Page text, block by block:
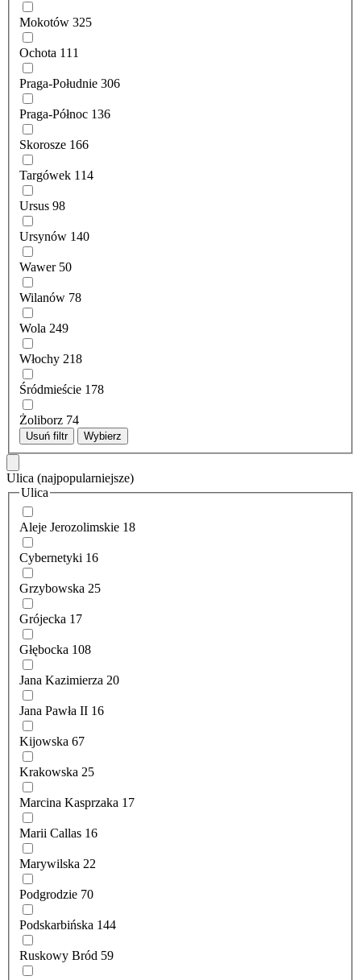
Mokotów 325
Ochota 111
Praga-Południe 306
Praga-Północ 136
Skorosze 166
Targówek 114
Ursus 98
Ursynów 140
Wawer 50
Wilanów 78
Wola 249
Włochy 218
Śródmieście 178
Żoliborz 74
Usuń filtr Wybierz
Ulica (najpopularniejsze)
Ulica
Aleje Jerozolimskie 18
Cybernetyki 16
Grzybowska 25
Grójecka 17
Głębocka 108
Jana Kazimierza 20
Jana Pawła II 16
Kijowska 67
Krakowska 25
Marcina Kasprzaka 17
Marii Callas 16
Marywilska 22
Podgrodzie 70
Podskarbińska 144
Ruskowy Bród 59